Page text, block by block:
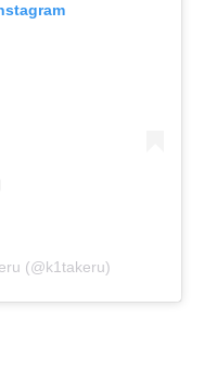
(@k1takeru)